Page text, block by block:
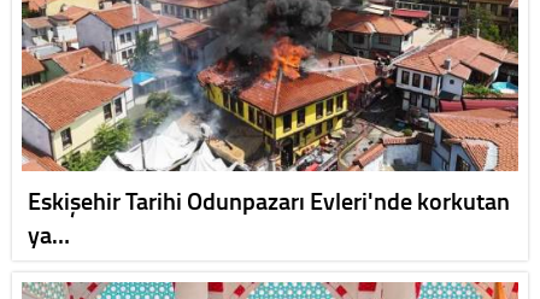
Eskişehir Tarihi Odunpazarı Evleri'nde korkutan
ya…